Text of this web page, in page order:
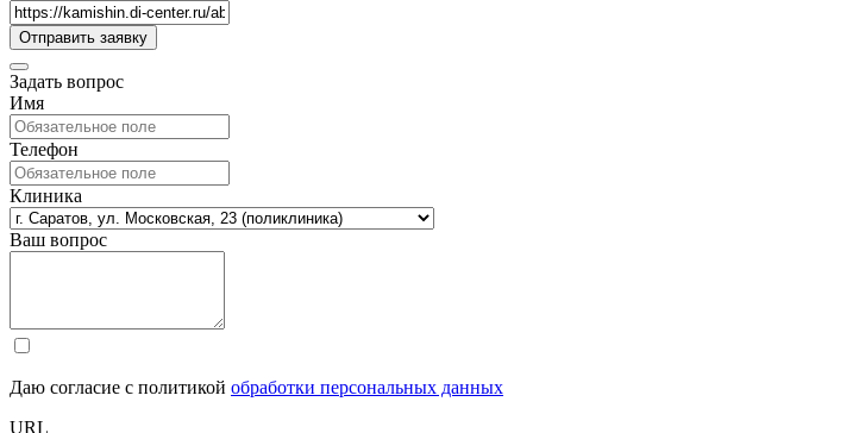
Задать вопрос
Имя
Телефон
Клиника
Ваш вопрос
Даю согласие с политикой обработки персональных данных
URL